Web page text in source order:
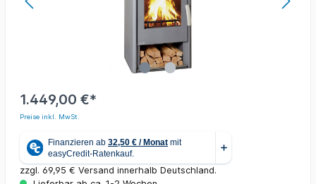
1.449,00 €*
Preise inkl. MwSt.
zzgl. 69,95 € Versand innerhalb Deutschland.